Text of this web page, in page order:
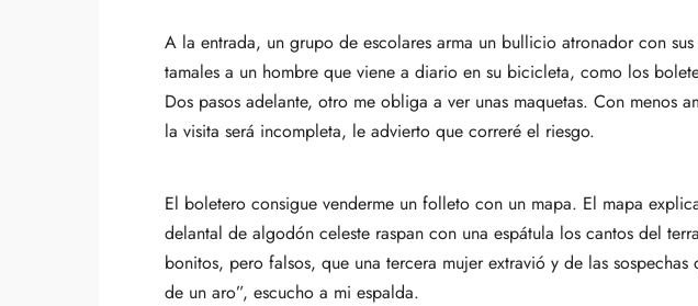
A la entrada, un grupo de escolares arma un bullicio atronador con
tamales a un hombre que viene a diario en su bicicleta, como los
Dos pasos adelante, otro me obliga a ver unas maquetas. Con
la visita será incompleta, le advierto que correré el riesgo.
El boletero consigue venderme un folleto con un mapa. El mapa
delantal de algodón celeste raspan con una espátula los cantos del
bonitos, pero falsos, que una tercera mujer extravió y de las
de un aro”, escucho a mi espalda.